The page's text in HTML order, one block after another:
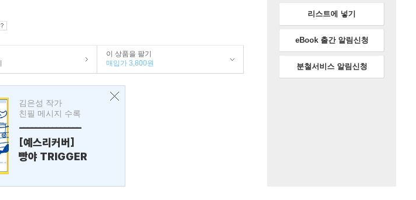
이 상품을 팔기
매입가 3,800원
김은성 작가
친필 메시지 수록
---------------
[예스리커버]
빵야 TRIGGER
리스트에 넣기
eBook 출간 알림신청
분철서비스 알림신청